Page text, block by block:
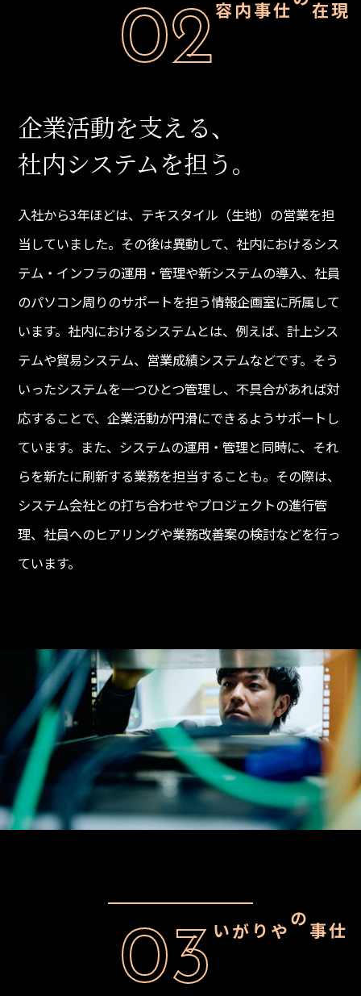
02 現在の仕事内容
企業活動を支える、
社内システムを担う。
入社から3年ほどは、テキスタイル（生地）の営業を担
当していました。その後は異動して、社内におけるシス
テム・インフラの運用・管理や新システムの導入、社員
のパソコン周りのサポートを担う情報企画室に所属して
います。社内におけるシステムとは、例えば、計上シス
テムや貿易システム、営業成績システムなどです。そう
いったシステムを一つひとつ管理し、不具合があれば対
応することで、企業活動が円滑にできるようサポートし
ています。また、システムの運用・管理と同時に、それ
らを新たに刷新する業務を担当することも。その際は、
システム会社との打ち合わせやプロジェクトの進行管
理、社員へのヒアリングや業務改善案の検討などを行っ
ています。
03 仕事のやりがい